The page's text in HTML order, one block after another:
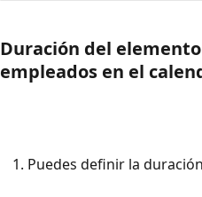
Duración del
empleados en el
Puedes definir la